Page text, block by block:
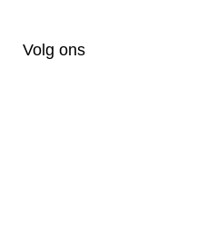
Volg ons